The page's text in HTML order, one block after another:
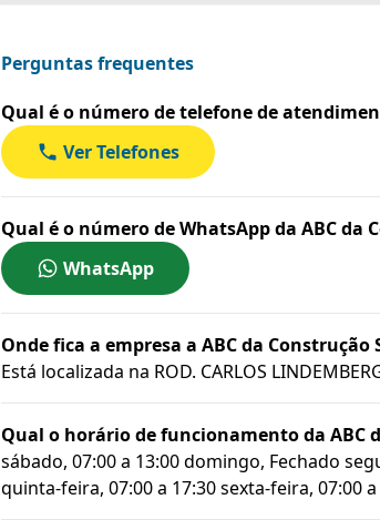
Perguntas frequentes
Qual é o número de telefone de
Ver Telefones
Qual é o número de WhatsApp da ABC da
WhatsApp
Onde fica a empresa a ABC da Construção
Está localizada na ROD. CARLOS
Qual o horário de funcionamento da ABC
sábado, 07:00 a 13:00 domingo, Fechado
quinta-feira, 07:00 a 17:30 sexta-feira, 07:00 a